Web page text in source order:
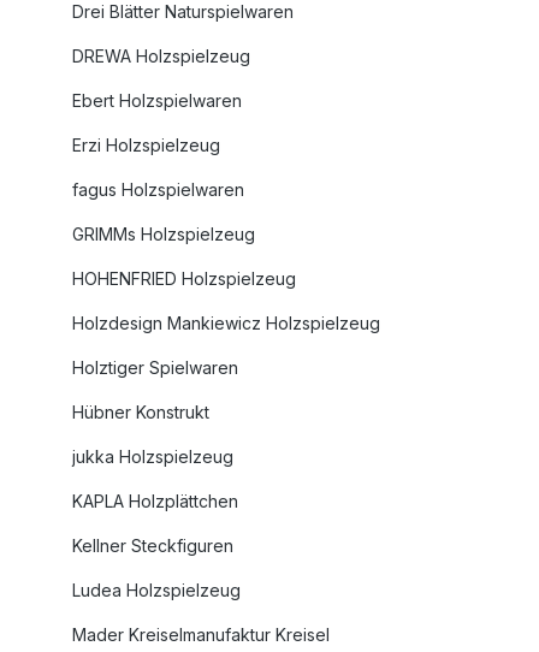
Drei Blätter Naturspielwaren
DREWA Holzspielzeug
Ebert Holzspielwaren
Erzi Holzspielzeug
fagus Holzspielwaren
GRIMMs Holzspielzeug
HOHENFRIED Holzspielzeug
Holzdesign Mankiewicz Holzspielzeug
Holztiger Spielwaren
Hübner Konstrukt
jukka Holzspielzeug
KAPLA Holzplättchen
Kellner Steckfiguren
Ludea Holzspielzeug
Mader Kreiselmanufaktur Kreisel